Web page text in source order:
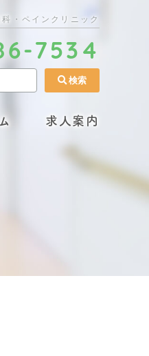
・ペインクリニック
7534
求人案内